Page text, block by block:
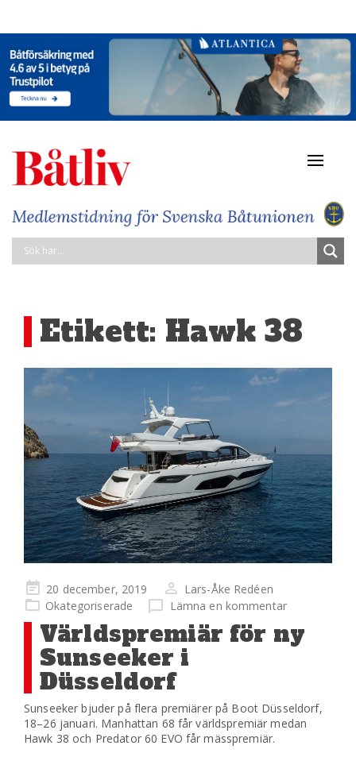
Etikett: Hawk 38
Publicerad
på
20 december, 2019
Lars-Åke Redéen
Okategoriserade
Lämna en kommentar
Världspremiär för ny
Sunseeker i
Düsseldorf
Sunseeker bjuder på flera premiärer på Boot Düsseldorf,
18–26 januari. Manhattan 68 får världspremiär medan
Hawk 38 och Predator 60 EVO får mässpremiär.